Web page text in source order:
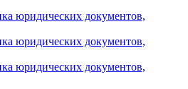
юридических документов,
юридических документов,
юридических документов,